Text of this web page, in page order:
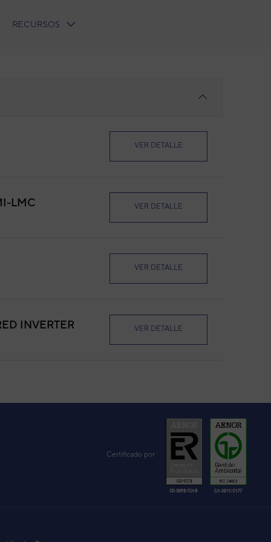
RECURSOS
VER DETALLE
LMC VER DETALLE
VER DETALLE
INVERTER VER DETALLE
VER DETALLE
Certificado por